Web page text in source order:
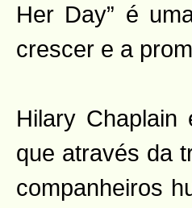
Her Day” é
crescer e a
Hilary
que através da
companheiros